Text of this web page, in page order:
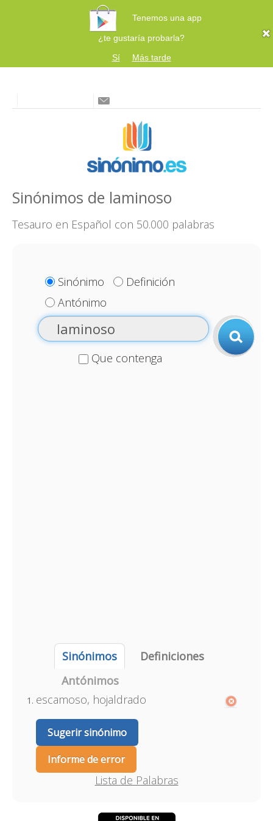
Tenemos una app
¿te gustaría probarla?
Sí
Más tarde
Sinónimos de laminoso
Tesauro en Español con 50.000 palabras
Sinónimo
Definición
Antónimo
Que contenga
Sinónimos
Definiciones
Antónimos
escamoso, hojaldrado
Sugerir sinónimo
Informe de error
Lista de Palabras